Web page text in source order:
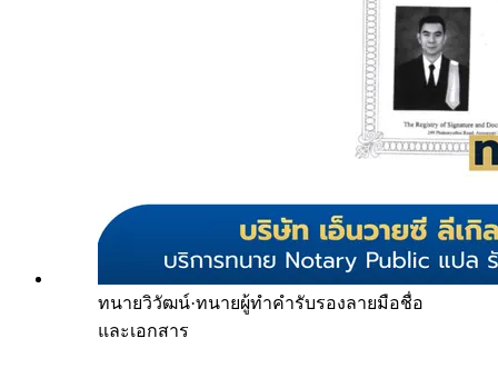
ทนายวิวัฒน์·ทนายผู้ทำคำรับรองลายมือชื่อ
และเอกสาร